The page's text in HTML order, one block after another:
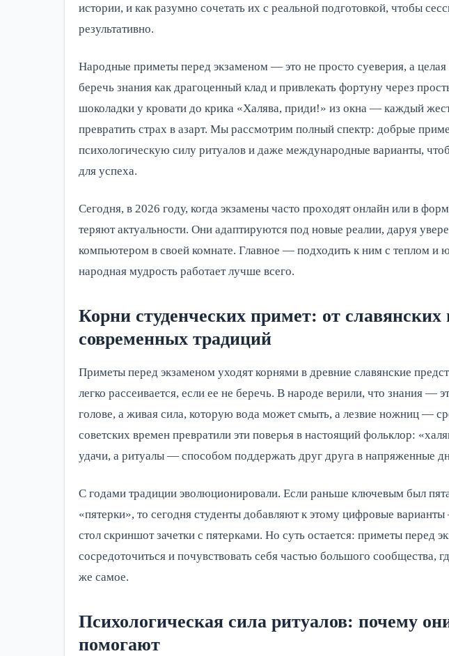
истории, и как разумно сочетать их с реальной подготовкой, чтобы
результативно.
Народные приметы перед экзаменом — это не просто суеверия, а целая
беречь знания как драгоценный клад и привлекать фортуну через
шоколадки у кровати до крика «Халява, приди!» из окна — каждый
превратить страх в азарт. Мы рассмотрим полный спектр: добрые
психологическую силу ритуалов и даже международные варианты,
для успеха.
Сегодня, в 2026 году, когда экзамены часто проходят онлайн или в
теряют актуальности. Они адаптируются под новые реалии, даруя
компьютером в своей комнате. Главное — подходить к ним с теплом и
народная мудрость работает лучше всего.
Корни студенческих примет: от славянских
современных традиций
Приметы перед экзаменом уходят корнями в древние славянские
легко рассеивается, если ее не беречь. В народе верили, что знания —
голове, а живая сила, которую вода может смыть, а лезвие ножниц —
советских времен превратили эти поверья в настоящий фольклор:
удачи, а ритуалы — способом поддержать друг друга в напряженные
С годами традиции эволюционировали. Если раньше ключевым был
«пятерки», то сегодня студенты добавляют к этому цифровые
стол скриншот зачетки с пятерками. Но суть остается: приметы перед
сосредоточиться и почувствовать себя частью большого сообщества,
же самое.
Психологическая сила ритуалов: почему
помогают